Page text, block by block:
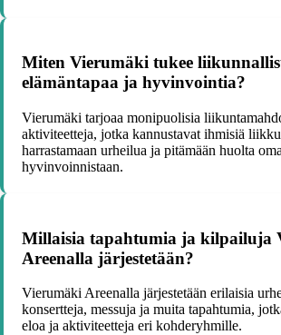
Miten Vierumäki tukee
elämäntapaa ja hyvinvointia?
Vierumäki tarjoaa monipuolisia
aktiviteetteja, jotka kannustavat ihmisiä
harrastamaan urheilua ja pitämään huolta
hyvinvoinnistaan.
Millaisia tapahtumia ja kilpailuja
Areenalla järjestetään?
Vierumäki Areenalla järjestetään erilaisia
konsertteja, messuja ja muita tapahtumia,
eloa ja aktiviteetteja eri kohderyhmille.